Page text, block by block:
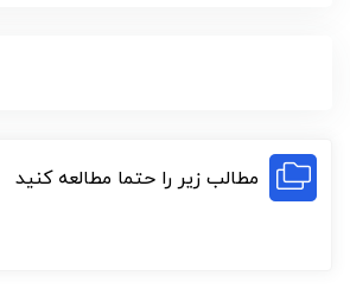
مطالب زیر را حتما مطالعه کنید